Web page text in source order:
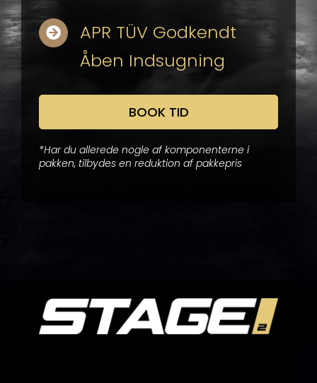
APR TÜV Godkendt
Åben Indsugning
BOOK TID
*Har du allerede nogle af komponenterne i
pakken, tilbydes en reduktion af pakkepris